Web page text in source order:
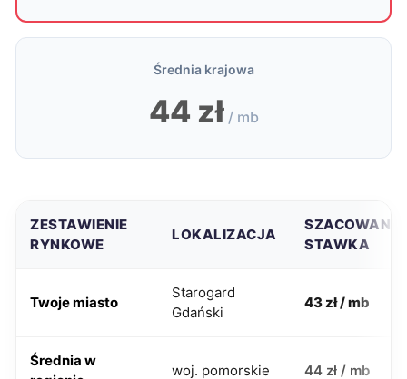
Średnia krajowa
44 zł / mb
ZESTAWIENIE
RYNKOWE
LOKALIZACJA
SZACOWANA
STAWKA
Twoje miasto
Starogard
Gdański
43 zł / mb
Średnia w
woj. pomorskie 44 zł / mb